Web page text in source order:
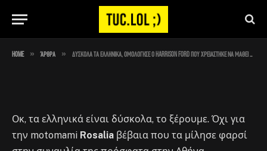
Home » Άρθρα » Δύσκολα τα ελληνικά, ομολόγησε ο Harrison Ford που χρειάστηκε να μάθει μερικά για το νέο Indiana Jones
Jones
Οκ, τα ελληνικά είναι δύσκολα, το ξέρουμε. Όχι για
την motomami Rosalia βέβαια που τα μίλησε φαρσί